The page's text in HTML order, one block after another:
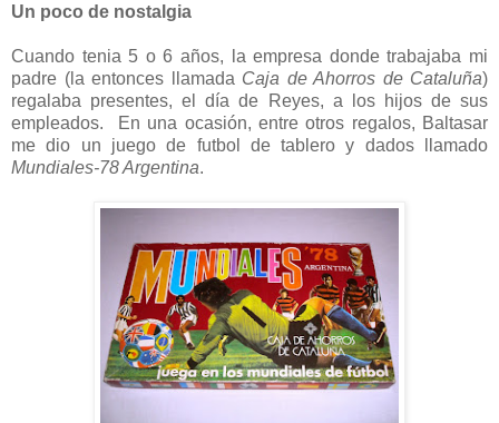
Un poco de nostalgia
Cuando tenia 5 o 6 años, la empresa donde trabajaba mi
padre (la entonces llamada Caja de Ahorros de Cataluña)
regalaba presentes, el día de Reyes, a los hijos de sus
empleados. En una ocasión, entre otros regalos, Baltasar
me dio un juego de futbol de tablero y dados llamado
Mundiales-78 Argentina.